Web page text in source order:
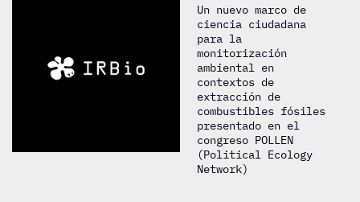
Un nuevo marco de
ciencia ciudadana
para la
monitorización
ambiental en
contextos de
extracción de
combustibles fósiles
presentado en el
congreso POLLEN
(Political Ecology
Network)